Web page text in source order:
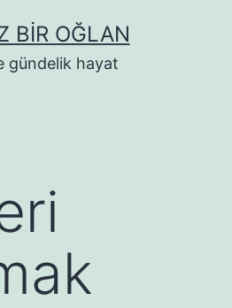
BIR OĞLAN
gündelik hayat